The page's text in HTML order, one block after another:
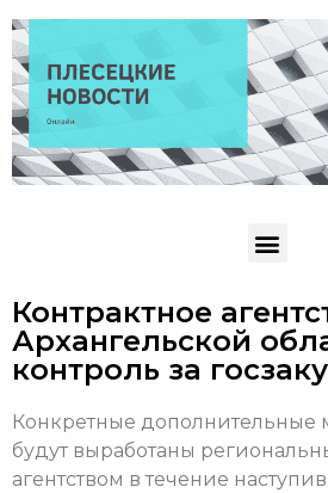
Контрактное
Архангельской
контроль за
Конкретные дополнительные
будут выработаны
агентством в течение